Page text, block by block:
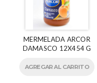
MERMELADA ARCOR
DAMASCO 12X454 G
AGREGAR AL CARRITO